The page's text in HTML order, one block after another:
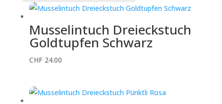
sortiert
Musselintuch Dreieckstuch
Goldtupfen Schwarz
CHF24.00